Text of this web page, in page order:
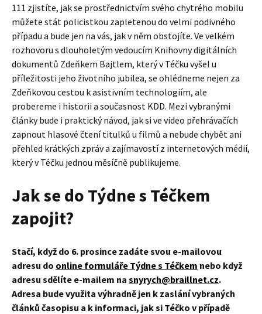
111 zjistíte, jak se prostřednictvím svého chytrého mobilu
můžete stát policistkou zapletenou do velmi podivného
případu a bude jen na vás, jak v něm obstojíte. Ve velkém
rozhovoru s dlouholetým vedoucím Knihovny digitálních
dokumentů Zdeňkem Bajtlem, který v Téčku vyšel u
příležitosti jeho životního jubilea, se ohlédneme nejen za
Zdeňkovou cestou k asistivním technologiím, ale
probereme i historii a současnost KDD. Mezi vybranými
články bude i praktický návod, jak si ve video přehrávačích
zapnout hlasové čtení titulků u filmů a nebude chybět ani
přehled krátkých zpráv a zajímavostí z internetových médií,
který v Téčku jednou měsíčně publikujeme.
Jak se do Týdne s Téčkem
zapojit?
Stačí, když do 6. prosince zadáte svou e-mailovou
adresu do online formuláře Týdne s Téčkem nebo když
adresu sdělíte e-mailem na snyrych@braillnet.cz.
Adresa bude využita výhradně jen k zaslání vybraných
článků časopisu a k informaci, jak si Téčko v případě